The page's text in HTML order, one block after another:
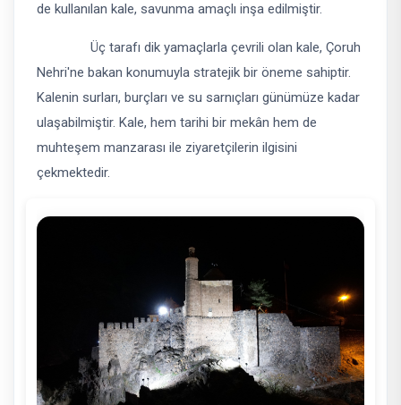
de kullanılan kale, savunma amaçlı inşa edilmiştir.
Üç tarafı dik yamaçlarla çevrili olan kale, Çoruh
Nehri'ne bakan konumuyla stratejik bir öneme sahiptir.
Kalenin surları, burçları ve su sarnıçları günümüze kadar
ulaşabilmiştir. Kale, hem tarihi bir mekân hem de
muhteşem manzarası ile ziyaretçilerin ilgisini
çekmektedir.